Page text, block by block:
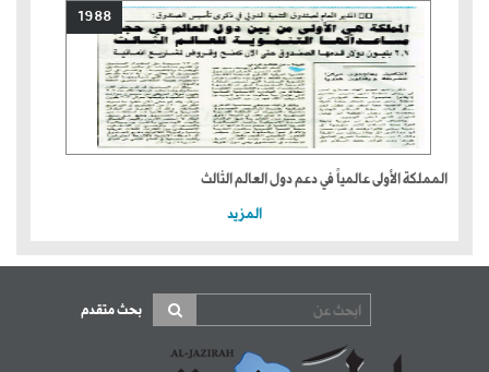
1988
المملكة الأولى عالمياً في دعم دول العالم الثالث
المزيد
بحث متقدم